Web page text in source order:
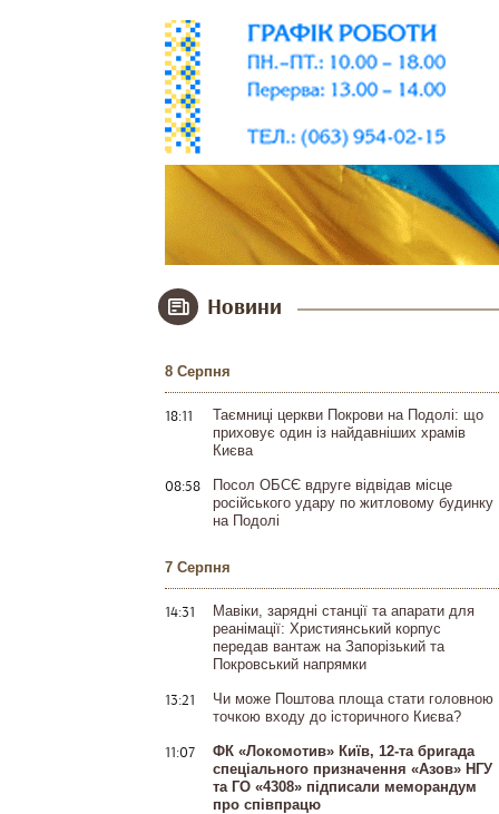
Новини
8 Серпня
18:11
Таємниці церкви Покрови на Подолі: що
приховує один із найдавніших храмів
Києва
08:58
Посол ОБСЄ вдруге відвідав місце
російського удару по житловому будинку
на Подолі
7 Серпня
14:31
Мавіки, зарядні станції та апарати для
реанімації: Християнський корпус
передав вантаж на Запорізький та
Покровський напрямки
13:21
Чи може Поштова площа стати головною
точкою входу до історичного Києва?
11:07
ФК «Локомотив» Київ, 12-та бригада
спеціального призначення «Азов» НГУ
та ГО «4308» підписали меморандум
про співпрацю